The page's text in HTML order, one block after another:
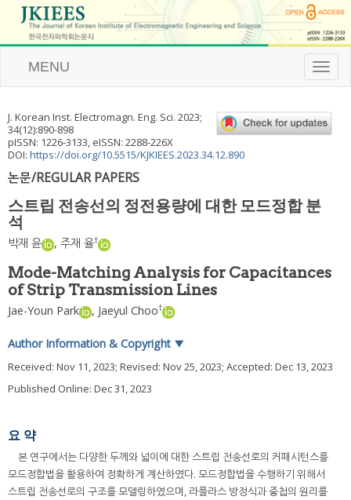
T
o
l
e
g
n
MENU
J. Korean Inst. Electromagn. Eng. Sci. 2023;
34(12):890-898
pISSN: 1226-3133, eISSN: 2288-226X
DOI: https://doi.org/10.5515/KJKIEES.2023.34.12.890
논문/REGULAR PAPERS
스트립 전송선의 정전용량에 대한 모드정합 분
석
박재 윤 , 주재 율†
Mode-Matching Analysis for Capacitances
of Strip Transmission Lines
Jae-Youn Park , Jaeyul Choo†
Author Information & Copyright ▼
Received: Nov 11, 2023; Revised: Nov 25, 2023; Accepted: Dec 13, 2023
Published Online: Dec 31, 2023
요 약
본 연구에서는 다양한 두께와 넓이에 대한 스트립 전송선로의 커패시턴스를
모드정합법을 활용하여 정확하게 계산하였다. 모드정합법을 수행하기 위해서
스트립 전송선로의 구조를 모델링하였으며, 라플라스 방정식과 중첩의 원리를